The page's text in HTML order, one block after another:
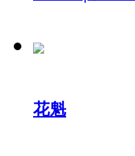
花魁